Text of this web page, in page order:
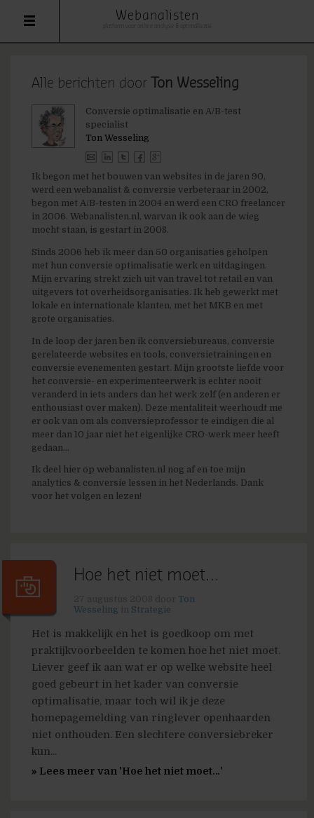
Webanalisten
Alle berichten door Ton Wesseling
Conversie optimalisatie en A/B-test
specialist
Ton Wesseling
Ik begon met het bouwen van websites in de jaren 90,
werd een webanalist & conversie verbeteraar in 2002,
begon met A/B-testen in 2004 en werd een CRO freelancer
in 2006. Webanalisten.nl, warvan ik ook aan de wieg
mocht staan, is gestart in 2008.
Sinds 2006 heb ik meer dan 50 organisaties geholpen
met hun conversie optimalisatie werk en uitdagingen.
Mijn ervaring strekt zich uit van travel tot retail en van
uitgevers tot overheidsorganisaties. Ik heb gewerkt met
lokale en internationale klanten, met het MKB en met
grote organisaties.
In de loop der jaren ben ik conversiebureaus, conversie
gerelateerde websites en tools, conversietrainingen en
conversie evenementen gestart. Mijn grootste liefde voor
het conversie- en experimenteerwerk is echter nooit
veranderd in iets anders dan het werk zelf (en anderen er
enthousiast over maken). Deze mentaliteit weerhoudt me
er ook van om als conversieprofessor te eindigen die al
meer dan 10 jaar niet het eigenlijke CRO-werk meer heeft
gedaan...
Ik deel hier op webanalisten.nl nog af en toe mijn
analytics & conversie lessen in het Nederlands. Dank
voor het volgen en lezen!
Hoe het niet moet…
Ton
Wesseling
Strategie
Het is makkelijk en het is goedkoop om met
praktijkvoorbeelden te komen hoe het niet moet.
Liever geef ik aan wat er op welke website heel
goed gebeurt in het kader van conversie
optimalisatie, maar toch wil ik je deze
homepagemelding van ringlever openhaarden
niet onthouden. Een slechtere conversiebreker
kun...
» Lees meer van 'Hoe het niet moet…'